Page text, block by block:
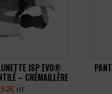
JSP EVO®
– CRÉMAILLÈRE
€ HT